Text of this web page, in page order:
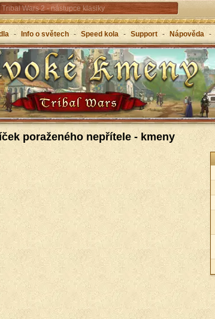
Tribal Wars 2 - nástupce klasiky
Forge of Empires – strategicky napříč věky
Grepolis – vybuduj svou říši v antickém Řecku
- Info o světech - Speed kola - Support - Nápověda -
poraženého nepřítele - kmeny